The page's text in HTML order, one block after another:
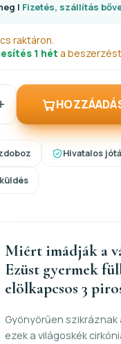
| Fizetés, szállítás
raktáron.
1 hét a
Hivatalos
Miért imádják a
Ezüst gyermek
elölkapcsos 3
Gyönyörűen
ezek a világoskék